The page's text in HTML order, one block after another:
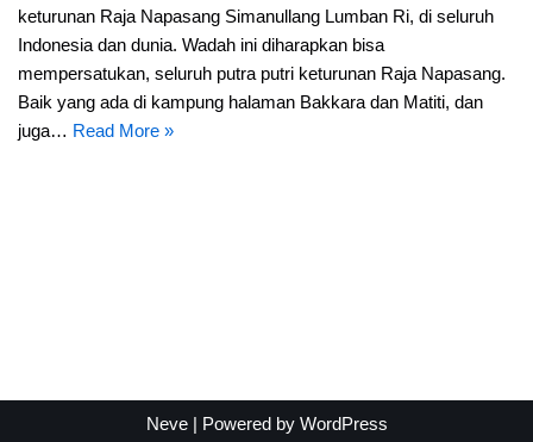
keturunan Raja Napasang Simanullang Lumban Ri, di seluruh
Indonesia dan dunia. Wadah ini diharapkan bisa
mempersatukan, seluruh putra putri keturunan Raja Napasang.
Baik yang ada di kampung halaman Bakkara dan Matiti, dan
juga… Read More »
Neve| Powered by WordPress